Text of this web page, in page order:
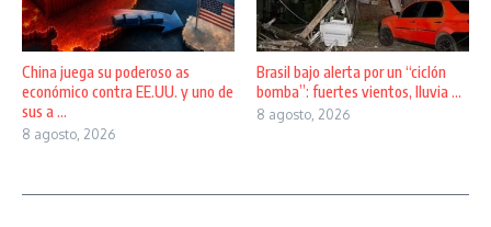
China juega su poderoso as
económico contra EE.UU. y uno de
sus a ...
8 agosto, 2026
Brasil bajo alerta por un “ciclón
bomba”: fuertes vientos, lluvia ...
8 agosto, 2026